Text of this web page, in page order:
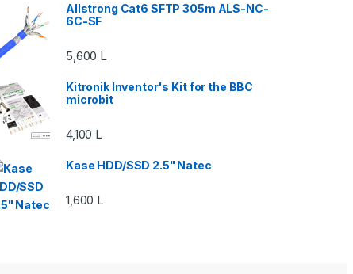
Allstrong Cat6 SFTP 305m ALS-NC-
6C-SF
5,600 L
Kitronik Inventor's Kit for the BBC
microbit
4,100 L
Kase HDD/SSD 2.5" Natec
1,600 L